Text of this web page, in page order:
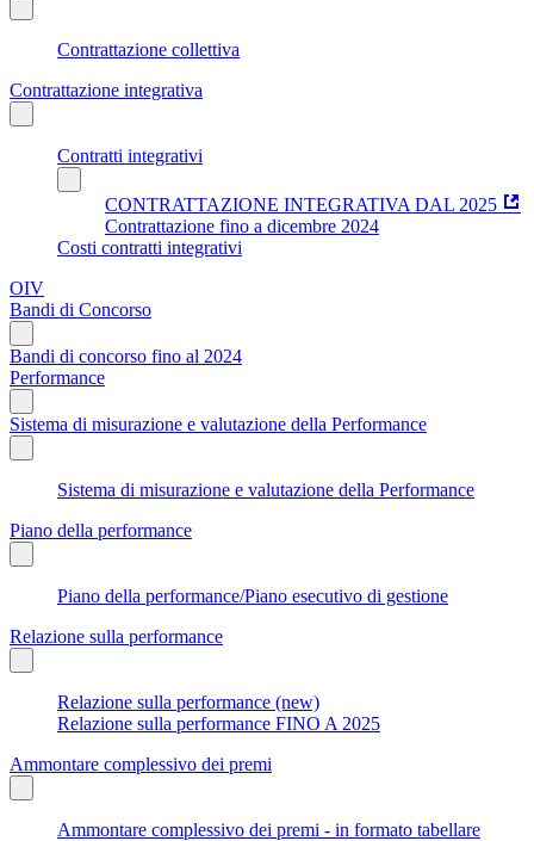
Contrattazione collettiva
Contrattazione integrativa
Contratti integrativi
CONTRATTAZIONE INTEGRATIVA DAL 2025
Contrattazione fino a dicembre 2024
Costi contratti integrativi
OIV
Bandi di Concorso
Bandi di concorso fino al 2024
Performance
Sistema di misurazione e valutazione della Performance
Sistema di misurazione e valutazione della Performance
Piano della performance
Piano della performance/Piano esecutivo di gestione
Relazione sulla performance
Relazione sulla performance (new)
Relazione sulla performance FINO A 2025
Ammontare complessivo dei premi
Ammontare complessivo dei premi - in formato tabellare